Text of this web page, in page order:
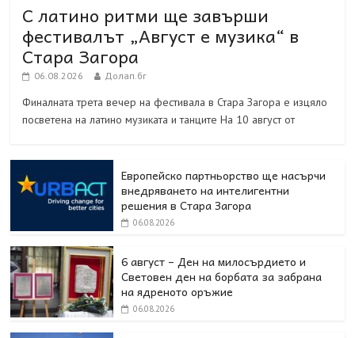
С латино ритми ще завърши
фестивалът „Август е музика“ в
Стара Загора
06.08.2026 Долап.бг
Финалната трета вечер на фестивала в Стара Загора е изцяло
посветена на латино музиката и танците На 10 август от
Европейско партньорство ще насърчи
внедряването на интелигентни
решения в Стара Загора
06.08.2026
6 август – Ден на милосърдието и
Световен ден на борбата за забрана
на ядреното оръжие
06.08.2026